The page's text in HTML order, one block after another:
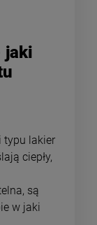
jaki
typu lakier
ciepły,
są
w jaki